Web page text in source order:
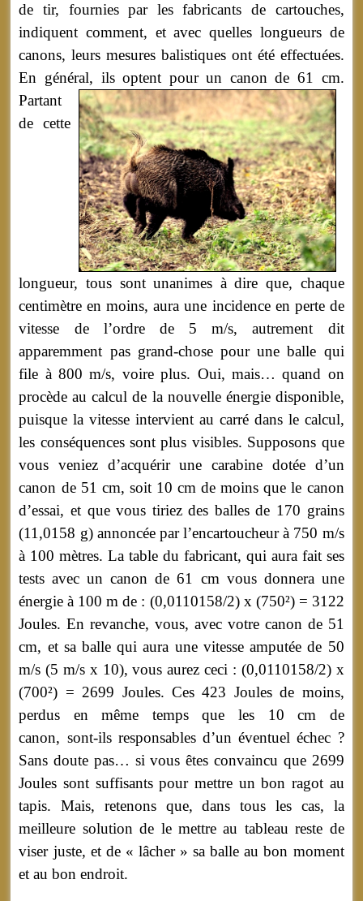
de tir, fournies par les fabricants de cartouches,
indiquent comment, et avec quelles longueurs de
canons, leurs mesures balistiques ont été effectuées.
En général, ils optent pour un canon de 61 cm.
Partant
de cette
longueur, tous sont unanimes à dire que, chaque
centimètre en moins, aura une incidence en perte de
vitesse de l’ordre de 5 m/s, autrement dit
apparemment pas grand-chose pour une balle qui
file à 800 m/s, voire plus. Oui, mais… quand on
procède au calcul de la nouvelle énergie disponible,
puisque la vitesse intervient au carré dans le calcul,
les conséquences sont plus visibles. Supposons que
vous veniez d’acquérir une carabine dotée d’un
canon de 51 cm, soit 10 cm de moins que le canon
d’essai, et que vous tiriez des balles de 170 grains
(11,0158 g) annoncée par l’encartoucheur à 750 m/s
à 100 mètres. La table du fabricant, qui aura fait ses
tests avec un canon de 61 cm vous donnera une
énergie à 100 m de : (0,0110158/2) x (750²) = 3122
Joules. En revanche, vous, avec votre canon de 51
cm, et sa balle qui aura une vitesse amputée de 50
m/s (5 m/s x 10), vous aurez ceci : (0,0110158/2) x
(700²) = 2699 Joules. Ces 423 Joules de moins,
perdus en même temps que les 10 cm de
canon, sont-ils responsables d’un éventuel échec ?
Sans doute pas… si vous êtes convaincu que 2699
Joules sont suffisants pour mettre un bon ragot au
tapis. Mais, retenons que, dans tous les cas, la
meilleure solution de le mettre au tableau reste de
viser juste, et de « lâcher » sa balle au bon moment
et au bon endroit.